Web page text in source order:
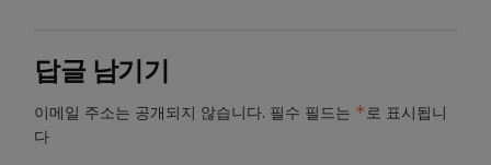
답글 남기기
이메일 주소는 공개되지 않습니다. 필수 필드는 *로 표시됩니
다